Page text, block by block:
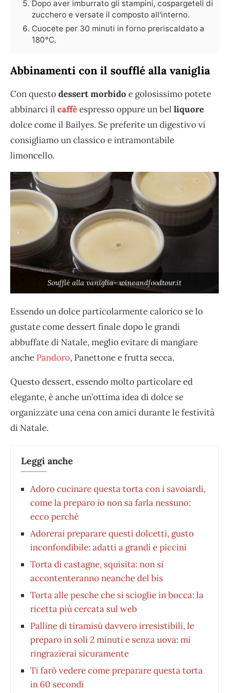
Dopo aver imburrato gli stampini, cospargeteli di
zucchero e versate il composto all'interno.
Cuocete per 30 minuti in forno preriscaldato a
180°C.
Abbinamenti con il soufflé alla vaniglia
Con questodessert morbido e golosissimo potete
abbinarci il caffèespresso oppure un bel liquore
dolce come il Bailyes. Se preferite un digestivo vi
consigliamo un classico e intramontabile
limoncello.
Soufflé alla vaniglia- wineandfoodtour.it
Essendo un dolce particolarmente calorico se lo
gustate come dessert finale dopo le grandi
abbuffate di Natale, meglio evitare di mangiare
anche Pandoro, Panettone e frutta secca.
Questo dessert, essendo molto particolare ed
elegante, è anche un’ottima idea di dolce se
organizzate una cena con amici durante le festività
di Natale.
Leggi anche
Adoro cucinare questa torta con i savoiardi,
come la preparo io non sa farla nessuno:
ecco perché
Adorerai preparare questi dolcetti, gusto
inconfondibile: adatti a grandi e piccini
Torta di castagne, squisita: non si
accontenteranno neanche del bis
Torta alle pesche che si scioglie in bocca: la
ricetta più cercata sul web
Palline di tiramisù davvero irresistibili, le
preparo in soli 2 minuti e senza uova: mi
ringrazierai sicuramente
Ti farò vedere come preparare questa torta
in 60 secondi